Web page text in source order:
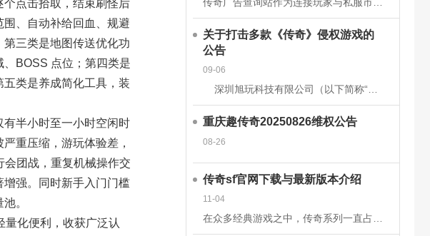
点击拾取，结束刷怪后
、自动补给回血、规避
三类是地图传送优化功
BOSS 点位；第四类是
类是养成简化工具，装
半小时至一小时空闲时
重压缩，游玩体验差，
团战，重复机械操作交
强。同时新手入门门槛
。
化便利，收获广泛认
关于打击多款《传奇》侵权游戏的
公告
09-06
深圳旭玩科技有限公司（以下简称“我司”）依据相关转授权文件获得原始著作权人韩国亚拓士软件有限公司针对《LegendofMirII》（中文名：《传奇》）网
重庆趣传奇20250826维权公告
08-26
传奇sf官网下载与最新版本介绍
11-04